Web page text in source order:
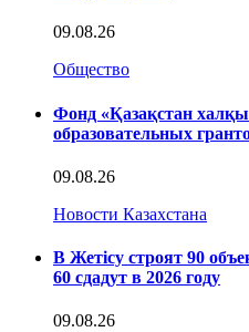
09.08.26
Общество
Фонд «Қазақстан
образовательных
09.08.26
Новости Казахстана
В Жетісу строят 90
60 сдадут в 2026 году
09.08.26